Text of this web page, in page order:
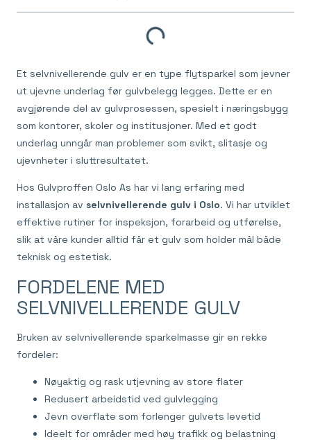
Et selvnivellerende gulv er en type flytsparkel som jevner
ut ujevne underlag før gulvbelegg legges. Dette er en
avgjørende del av gulvprosessen, spesielt i næringsbygg
som kontorer, skoler og institusjoner. Med et godt
underlag unngår man problemer som svikt, slitasje og
ujevnheter i sluttresultatet.
Hos Gulvproffen Oslo As har vi lang erfaring med
installasjon av selvnivellerende gulv i Oslo. Vi har utviklet
effektive rutiner for inspeksjon, forarbeid og utførelse,
slik at våre kunder alltid får et gulv som holder mål både
teknisk og estetisk.
FORDELENE MED
SELVNIVELLERENDE GULV
Bruken av selvnivellerende sparkelmasse gir en rekke
fordeler:
Nøyaktig og rask utjevning av store flater
Redusert arbeidstid ved gulvlegging
Jevn overflate som forlenger gulvets levetid
Ideelt for områder med høy trafikk og belastning